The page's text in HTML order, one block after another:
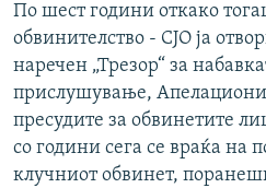
По шест години откако
обвинителство - СЈО ја
наречен „Трезор“ за
прислушување,
пресудите за обвинетите
со години сега се враќа на
клучниот обвинет,